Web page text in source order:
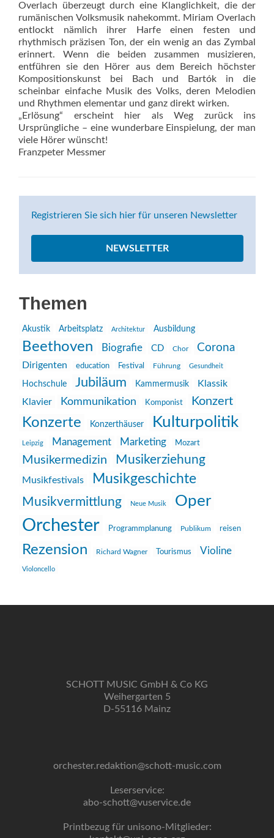
Overlach überzeugt durch eine Klanglichkeit, die der
rumänischen Volksmusik nahekommt. Miriam Overlach
entlockt nämlich ihrer Harfe einen festen und
rhythmisch präzisen Ton, der ein wenig an das Zymbal
erinnert. Wenn die beiden zusammen musizieren,
entführen sie den Hörer aus dem Bereich höchster
Kompositionskunst bei Bach und Bartók in die
scheinbar einfache Musik des Volks, deren Melodien
und Rhythmen elementar und ganz direkt wirken.
„Erlösung“ erscheint hier als Weg zurück ins
Ursprüngliche – eine wunderbare Einspielung, der man
viele Hörer wünscht!
Franzpeter Messmer
Registrieren Sie sich hier für unseren Newsletter
NEWSLETTER
Themen
Akustik Arbeitsplatz Architektur Ausbildung
Beethoven Biografie CD Chor Corona
Dirigenten education Festival Führung Gesundheit
Hochschule Jubiläum Kammermusik
Klassik
Klavier
Kommunikation Komponist Konzert
Konzerte Konzerthäuser Kulturpolitik
Leipzig Management Marketing Mozart
Musikermedizin Musikerziehung
Musikfestivals Musikgeschichte
Musikvermittlung Neue Musik Oper
Orchester Programmplanung Publikum reisen
Rezension Richard Wagner Tourismus Violine
Violoncello
SCHOTT MUSIC GmbH & Co KG
Weihergarten 5
D-55116 Mainz
orchester.redaktion@schott-music.com
Leserservice:
abo-schott@vuservice.de
Printbezug für unisono-Mitglieder: